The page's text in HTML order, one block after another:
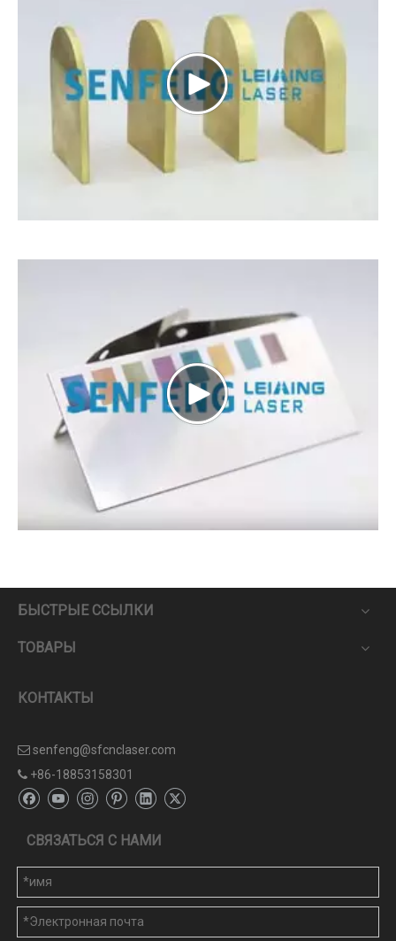
БЫСТРЫЕ ССЫЛКИ
ТОВАРЫ
КОНТАКТЫ
 senfeng@sfcnclaser.com
 +86-18853158301
СВЯЗАТЬСЯ С НАМИ